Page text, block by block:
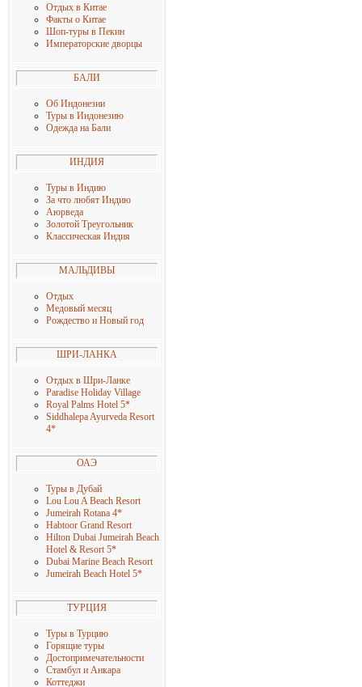
Отдых в Китае
Факты о Китае
Шоп-туры в Пекин
Императорские дворцы
БАЛИ
Об Индонезии
Туры в Индонезию
Одежда на Бали
ИНДИЯ
Туры в Индию
За что любят Индию
Аюрведа
Золотой Треугольник
Классическая Индия
МАЛЬДИВЫ
Отдых
Медовый месяц
Рождество и Новый год
ШРИ-ЛАНКА
Отдых в Шри-Ланке
Paradise Holiday Village
Royal Palms Hotel 5*
Siddhalepa Ayurveda Resort
4*
ОАЭ
Туры в Дубай
Lou Lou A Beach Resort
Jumeirah Rotana 4*
Habtoor Grand Resort
Hilton Dubai Jumeirah Beach
Hotel & Resort 5*
Dubai Marine Beach Resort
Jumeirah Beach Hotel 5*
ТУРЦИЯ
Туры в Турцию
Горящие туры
Достопримечательности
Стамбул и Анкара
Коттеджи